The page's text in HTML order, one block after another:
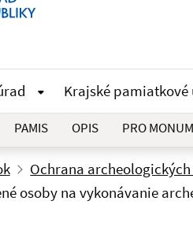
Krajské pamiatkové
PAMIS OPIS PRO
Ochrana
osoby na vykonávanie